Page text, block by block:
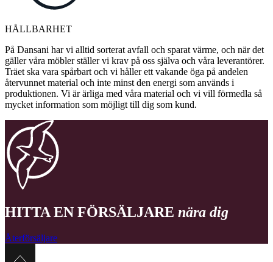
HÅLLBARHET
På Dansani har vi alltid sorterat avfall och sparat värme, och när det
gäller våra möbler ställer vi krav på oss själva och våra leverantörer.
Träet ska vara spårbart och vi håller ett vakande öga på andelen
återvunnet material och inte minst den energi som används i
produktionen. Vi är ärliga med våra material och vi vill förmedla så
mycket information som möjligt till dig som kund.
HITTA EN FÖRSÄLJARE nära dig
Återförsäljare